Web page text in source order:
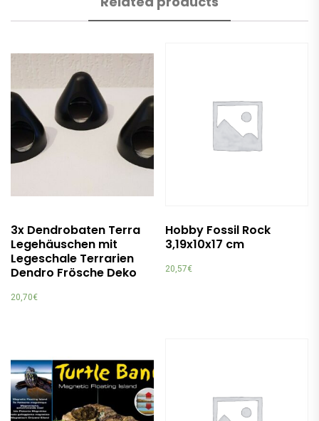
3x Dendrobaten Terra
Legehäuschen mit
Legeschale Terrarien
Dendro Frösche Deko
20,70€
Hobby Fossil Rock
3,19x10x17 cm
20,57€